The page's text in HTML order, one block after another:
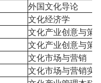
外国文化导论
文化经济学
文化产业创意与策
文化产业创意与策
文化市场与营销
文化市场与营销实